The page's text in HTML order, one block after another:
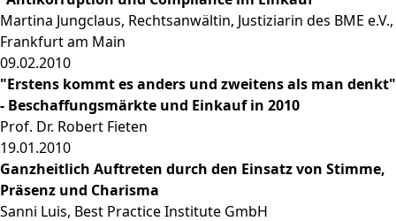
Martina Jungclaus, Rechtsanwältin, Justiziarin des BME e.V.,
Frankfurt am Main
09.02.2010
"Erstens kommt es anders und zweitens als man denkt"
- Beschaffungsmärkte und Einkauf in 2010
Prof. Dr. Robert Fieten
19.01.2010
Ganzheitlich Auftreten durch den Einsatz von Stimme,
Präsenz und Charisma
Sanni Luis, Best Practice Institute GmbH